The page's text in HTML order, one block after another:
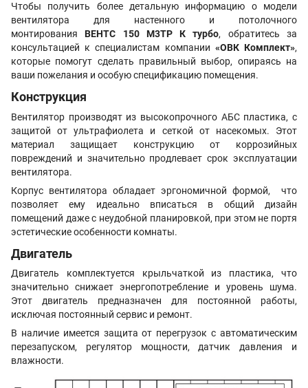
Чтобы получить более детальную информацию о модели
вентилятора для настенного и потолочного
монтированияВЕНТС 150 М3TP К турбо, обратитесь за
консультацией к специалистам компании «ОВК Комплект»,
которые помогут сделать правильный выбор, опираясь на
ваши пожелания и особую спецификацию помещения.
Конструкция
Вентилятор производят из высокопрочного АБС пластика, с
защитой от ультрафиолета и сеткой от насекомых. Этот
материал защищает конструкцию от коррозийных
повреждений и значительно продлевает срок эксплуатации
вентилятора.
Корпус вентилятора обладает эргономичной формой, что
позволяет ему идеально вписаться в общий дизайн
помещений даже с неудобной планировкой, при этом не портя
эстетические особенности комнаты.
Двигатель
Двигатель комплектуется крыльчаткой из пластика, что
значительно снижает энергопотребление и уровень шума.
Этот двигатель предназначен для постоянной работы,
исключая постоянный сервис и ремонт.
В наличие имеется защита от перегрузок с автоматическим
перезапуском, регулятор мощности, датчик давления и
влажности.